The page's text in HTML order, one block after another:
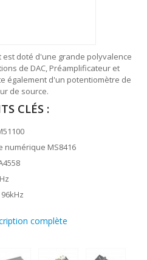
est doté d'une grande polyvalence
de DAC, Préamplificateur et
également d'un potentiomètre de
de source.
CLÉS :
numérique MS8416
complète